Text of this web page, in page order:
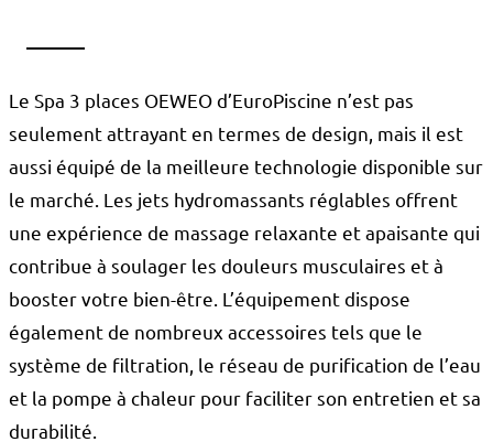
Le Spa 3 places OEWEO d’EuroPiscine n’est pas
seulement attrayant en termes de design, mais il est
aussi équipé de la meilleure technologie disponible sur
le marché. Les jets hydromassants réglables offrent
une expérience de massage relaxante et apaisante qui
contribue à soulager les douleurs musculaires et à
booster votre bien-être. L’équipement dispose
également de nombreux accessoires tels que le
système de filtration, le réseau de purification de l’eau
et la pompe à chaleur pour faciliter son entretien et sa
durabilité.